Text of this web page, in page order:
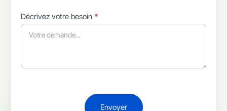
Décrivez votre besoin *
Envoyer